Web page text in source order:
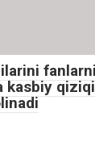
fanlarni
kasbiy